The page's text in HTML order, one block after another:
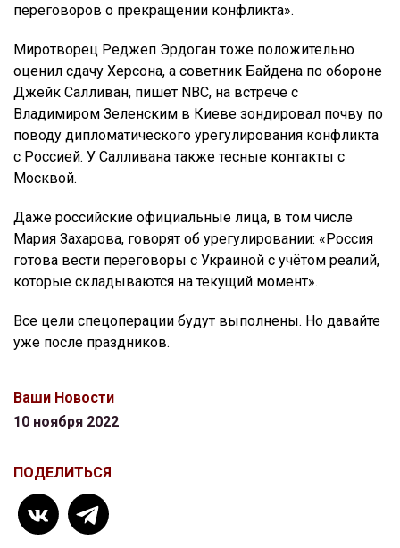
переговоров о прекращении конфликта».
Миротворец Реджеп Эрдоган тоже положительно
оценил сдачу Херсона, а советник Байдена по обороне
Джейк Салливан, пишет NBC, на встрече с
Владимиром Зеленским в Киеве зондировал почву по
поводу дипломатического урегулирования конфликта
с Россией. У Салливана также тесные контакты с
Москвой.
Даже российские официальные лица, в том числе
Мария Захарова, говорят об урегулировании: «Россия
готова вести переговоры с Украиной с учётом реалий,
которые складываются на текущий момент».
Все цели спецоперации будут выполнены. Но давайте
уже после праздников.
Ваши Новости
10 ноября 2022
ПОДЕЛИТЬСЯ